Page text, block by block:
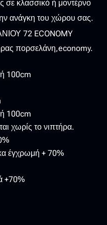
σε κλασσικό ή μοντέρνο
ανάγκη του χώρου σας.
72 ECONOMY
πορσελάνη,economy.
100cm
100cm
χωρίς το νιπτήρα.
έγχρωμή + 70%
+70%